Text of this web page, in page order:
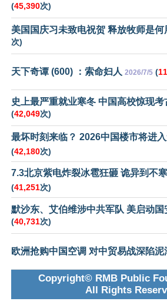
(45,390次)
美国国庆习未致电祝贺 释放牧师是何
次)
天下奇谭 (600) ：索命妇人 2026/7/5 (
史上最严重就业寒冬 中国高校惊现
(42,049次)
最坏时刻来临？ 2026中国楼市将进
(42,180次)
7.3北京紫电炸裂冰雹狂砸 诡异到不
(41,251次)
默沙东、艾伯维涉中共军队 美启动国
(40,731次)
欧洲抢购中国空调 对中贸易战深陷泥
Copyright© RMB Public
All Rights